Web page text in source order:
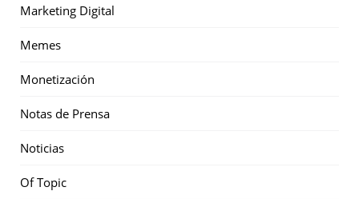
Marketing Digital
Memes
Monetización
Notas de Prensa
Noticias
Of Topic